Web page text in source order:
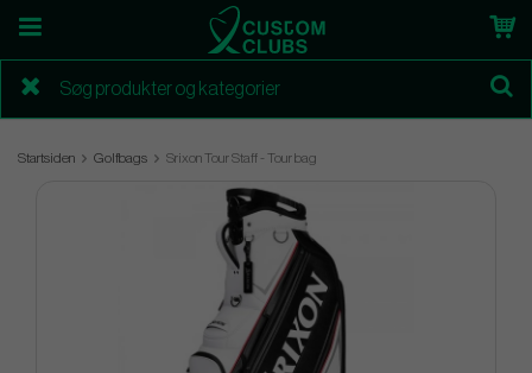
Startsiden Golfbags Srixon Tour Staff - Tour bag